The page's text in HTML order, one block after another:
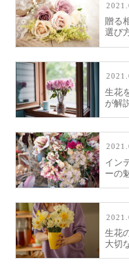
贈る
選び
生花
が解
イン
ーの
生花
大切